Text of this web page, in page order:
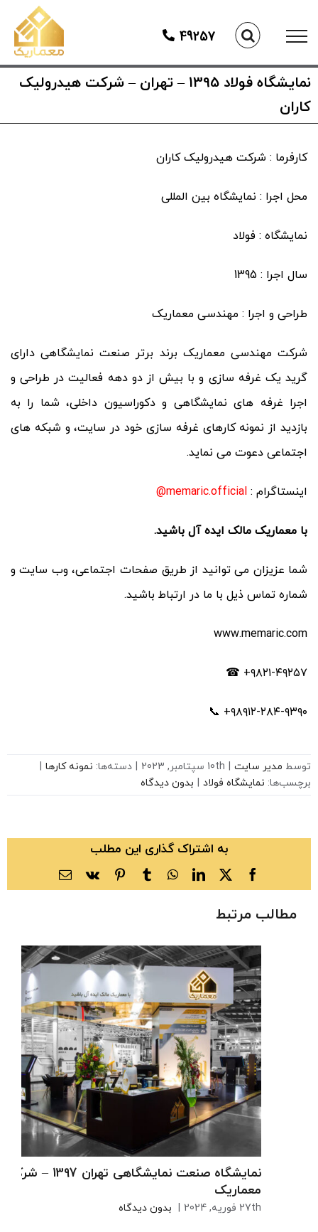
content
49257
نمایشگاه فولاد 1395 – تهران – شرکت هیدرولیک
کاران
کارفرما : شرکت هیدرولیک کاران
محل اجرا : نمایشگاه بین المللی
نمایشگاه : فولاد
سال اجرا : 1395
طراحی و اجرا : مهندسی معماریک
شرکت مهندسی معماریک برند برتر صنعت نمایشگاهی دارای
گرید یک غرفه سازی و با بیش از دو دهه فعالیت در طراحی و
اجرا غرفه های نمایشگاهی و دکوراسیون داخلی، شما را به
بازدید از نمونه کارهای غرفه سازی خود در سایت، و شبکه های
اجتماعی دعوت می نماید.
اینستاگرام : memaric.official@
با معماریک مالک ایده آل باشید.
شما عزیزان می توانید از طریق صفحات اجتماعی، وب سایت و
شماره تماس ذیل با ما در ارتباط باشید.
www.memaric.com
۹۸۲۱-۴۹۲۵۷+ ☎
۹۸۹۱۲-۲۸۴-۹۳۹۰+ 📞
توسط مدیر سایت | 10th سپتامبر, 2023 | دسته‌ها: نمونه کارها |
برچسب‌ها: نمایشگاه فولاد | بدون دیدگاه
به اشتراک گذاری این مطلب
Facebook
X
LinkedIn
WhatsApp
Tumblr
Pinterest
Vk ایمیل
مطالب مرتبط
نمایشگاه صنعت نمایشگاهی تهران 1397 – شرکت
معماریک
27th فوریه, 2024 | بدون دیدگاه